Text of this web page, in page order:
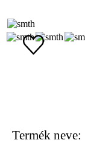
Termék neve: